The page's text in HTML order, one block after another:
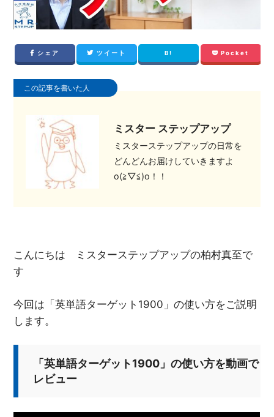
シェア ツイート B! Pocket
この記事を書いた人
ミスター ステップアップ
ミスターステップアップの日常を
どんどんお届けしていきますよ
o(≧▽≦)o！！
こんにちは ミスターステップアップの柏村真至で
す
今回は「英単語ターゲット1900」の使い方をご説明
します。
「英単語ターゲット1900」の使い方を動画で
レビュー